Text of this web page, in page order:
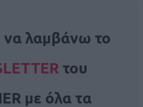
λαμβάνω το
του
με όλα τα